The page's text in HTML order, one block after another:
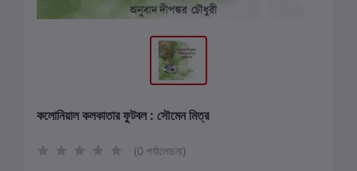
কলোনিয়াল কলকাতার ফুটবল : সৌমেন মিত্র
(0 পর্যালোচনা)